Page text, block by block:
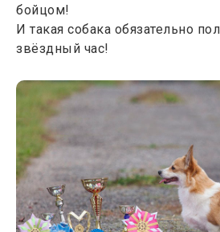
бойцом!
И такая собака обязательно
звёздный час!